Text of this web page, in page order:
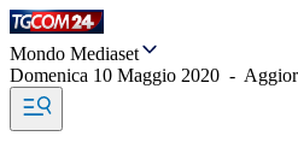
Mondo Mediaset
Domenica 10 Maggio 2020 -